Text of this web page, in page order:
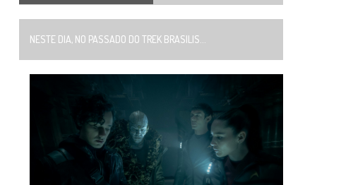
NESTE DIA, NO PASSADO DO TREK BRASILIS...